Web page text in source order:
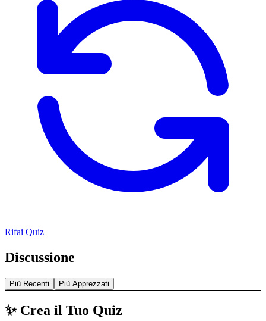
Rifai Quiz
Discussione
Più Recenti Più Apprezzati
✨ Crea il Tuo Quiz